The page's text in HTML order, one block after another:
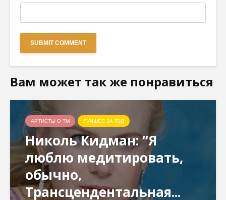
Вам может так же понравиться
АРТИСТЫ О ТМ ЛУЧШЕЕ ЗА ГОД
Николь Кидман: “Я
люблю медитировать,
обычно,
Трансцендентальная...